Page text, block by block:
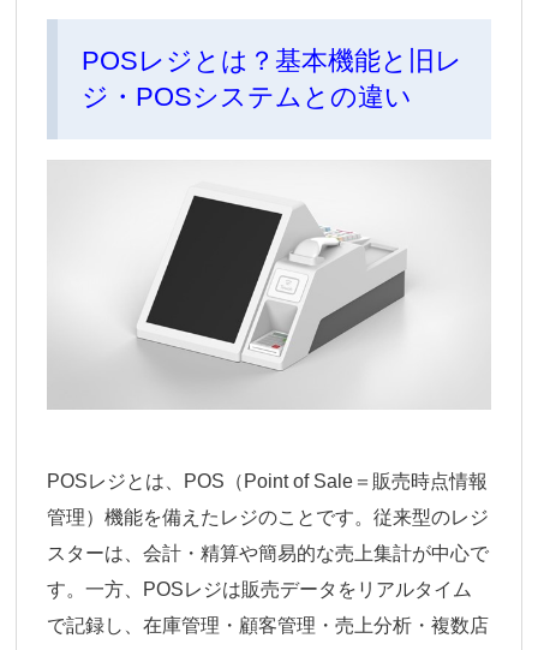
POSレジとは？基本機能と旧レ
ジ・POSシステムとの違い
POSレジとは、POS（Point of Sale＝販売時点情報
管理）機能を備えたレジのことです。従来型のレジ
スターは、会計・精算や簡易的な売上集計が中心で
す。一方、POSレジは販売データをリアルタイム
で記録し、在庫管理・顧客管理・売上分析・複数店